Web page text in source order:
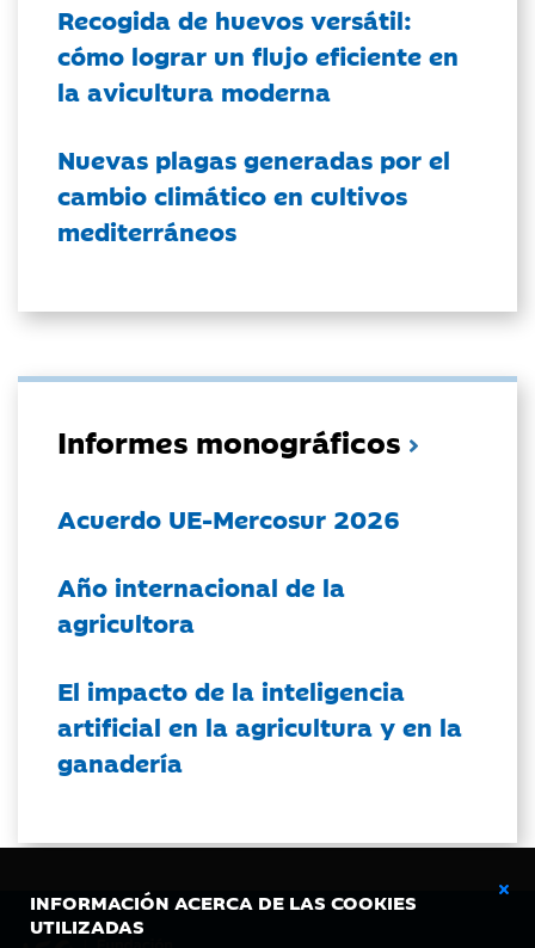
INFORMACIÓN ACERCA DE LAS COOKIES
UTILIZADAS
Recogida de huevos versátil:
cómo lograr un flujo eficiente en
la avicultura moderna
Nuevas plagas generadas por el
cambio climático en cultivos
mediterráneos
Informes monográficos
Acuerdo UE-Mercosur 2026
Año internacional de la
agricultora
El impacto de la inteligencia
artificial en la agricultura y en la
ganadería